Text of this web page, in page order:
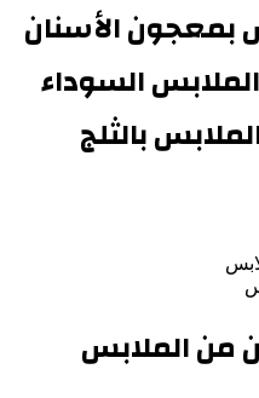
بمعجون الأسنان
السوداء
بالثلج
من الملابس